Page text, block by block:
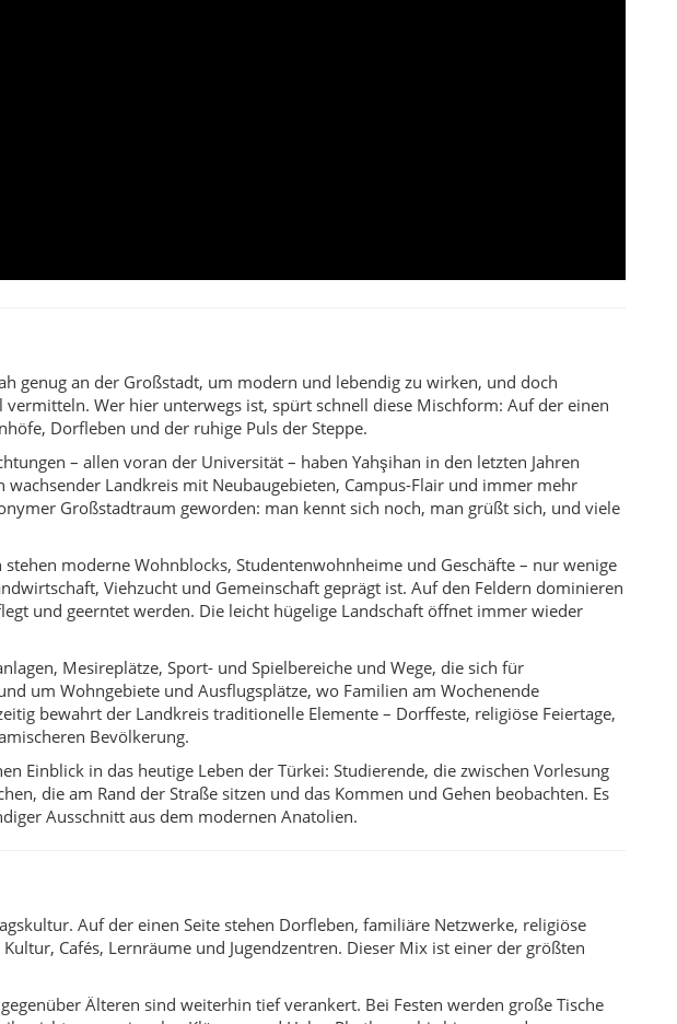
moderne Wohnblocks, Studentenwohnheime und Geschäfte – nur wenige
Viehzucht und Gemeinschaft geprägt ist. Auf den Feldern dominieren
Mesireplätze, Sport- und Spielbereiche und Wege, die sich für
um Wohngebiete und Ausflugsplätze, wo Familien am Wochenende
bewahrt der Landkreis traditionelle Elemente – Dorffeste, religiöse Feiertage,
Bevölkerung.
Einblick in das heutige Leben der Türkei: Studierende, die zwischen Vorlesung
die am Rand der Straße sitzen und das Kommen und Gehen beobachten. Es
Ausschnitt aus dem modernen Anatolien.
Auf der einen Seite stehen Dorfleben, familiäre Netzwerke, religiöse
Cafés, Lernräume und Jugendzentren. Dieser Mix ist einer der größten
Älteren sind weiterhin tief verankert. Bei Festen werden große Tische
reicht von regionalen Klängen und Halay-Rhythmen bis hin zu modernen
Alltag, Wohnvierteln und kleinen Geschäften mitzuerleben.
zu Jugend- und Sportevents.
im Hintergrund eine eigene Skyline bilden.
mit dem Pkw unterwegs ist, erreicht den Landkreis bequem über die